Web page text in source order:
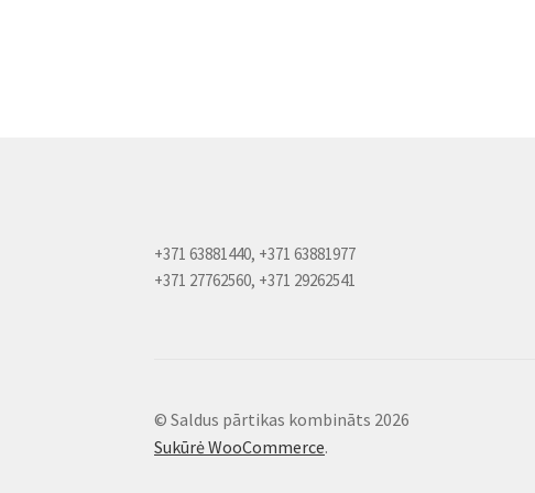
+371 63881440, +371 63881977
+371 27762560, +371 29262541
© Saldus pārtikas kombināts 2026
Sukūrė WooCommerce.